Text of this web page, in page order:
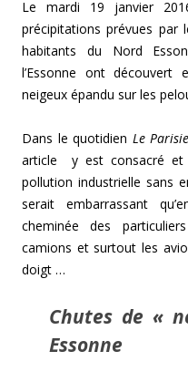
Le mardi 19 janvier
précipitations prévues par
habitants du Nord
l’Essonne ont
neigeux épandu sur les
Dans le quotidien Le
article y est consacré et
pollution industrielle sans
serait embarrassant
cheminée des
camions et surtout les
doigt …
Chutes de «
Essonne